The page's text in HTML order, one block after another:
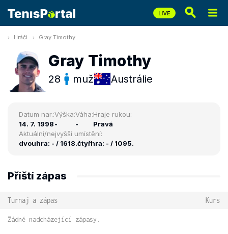
Hráči Gray Timothy
Gray Timothy
28 muž Austrálie
Datum nar.:
14. 7. 1998
Výška:
-
Váha:
-
Hraje rukou:
Pravá
Aktuální/nejvyšší umístění:
dvouhra: - / 1618.čtyřhra: - / 1095.
Příští zápas
Turnaj a zápas Kurs
Žádné nadcházející zápasy.